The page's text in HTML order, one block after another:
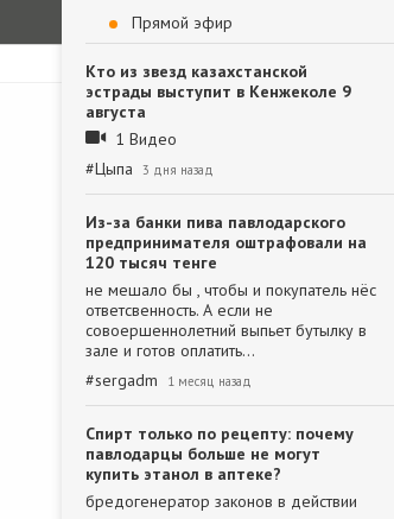
Прямой эфир
Кто из звезд казахстанской
эстрады выступит в Кенжеколе 9
августа
1 Видео
#Цыпа 3 дня назад
Из-за банки пива павлодарского
предпринимателя оштрафовали на
120 тысяч тенге
не мешало бы , чтобы и покупатель нёс
ответсвенность. А если не
совоершеннолетний выпьет бутылку в
зале и готов оплатить…
#sergadm 1 месяц назад
Спирт только по рецепту: почему
павлодарцы больше не могут
купить этанол в аптеке?
бредогенератор законов в действии